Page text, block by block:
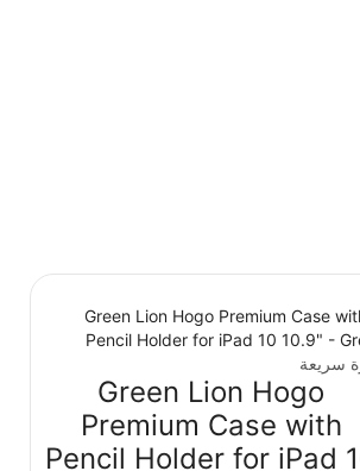
سريعة
Green Lion Hogo
Premium Case with
Pencil Holder for iPad